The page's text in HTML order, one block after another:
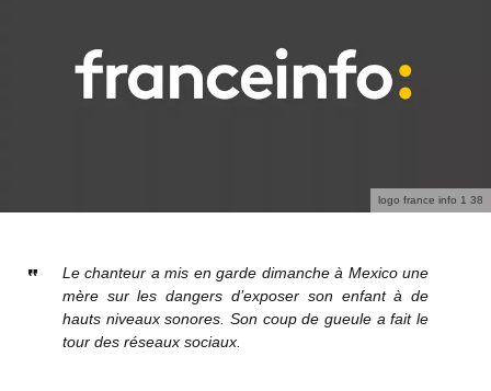
logo france info 1 38
Le chanteur a mis en garde dimanche à Mexico une
mère sur les dangers d’exposer son enfant à de
hauts niveaux sonores. Son coup de gueule a fait le
tour des réseaux sociaux.